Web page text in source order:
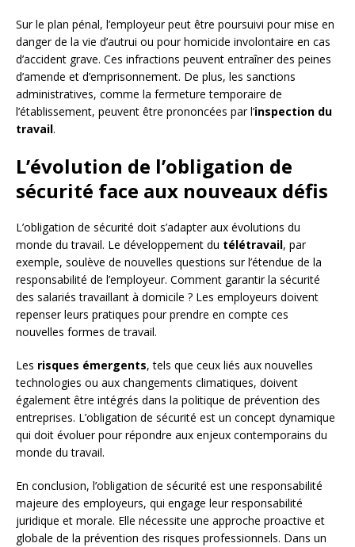
Sur le plan pénal, l’employeur peut être poursuivi pour mise en
danger de la vie d’autrui ou pour homicide involontaire en cas
d’accident grave. Ces infractions peuvent entraîner des peines
d’amende et d’emprisonnement. De plus, les sanctions
administratives, comme la fermeture temporaire de
l’établissement, peuvent être prononcées par l’inspection du
travail.
L’évolution de l’obligation de
sécurité face aux nouveaux défis
L’obligation de sécurité doit s’adapter aux évolutions du
monde du travail. Le développement du télétravail, par
exemple, soulève de nouvelles questions sur l’étendue de la
responsabilité de l’employeur. Comment garantir la sécurité
des salariés travaillant à domicile ? Les employeurs doivent
repenser leurs pratiques pour prendre en compte ces
nouvelles formes de travail.
Les risques émergents, tels que ceux liés aux nouvelles
technologies ou aux changements climatiques, doivent
également être intégrés dans la politique de prévention des
entreprises. L’obligation de sécurité est un concept dynamique
qui doit évoluer pour répondre aux enjeux contemporains du
monde du travail.
En conclusion, l’obligation de sécurité est une responsabilité
majeure des employeurs, qui engage leur responsabilité
juridique et morale. Elle nécessite une approche proactive et
globale de la prévention des risques professionnels. Dans un